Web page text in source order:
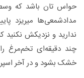
حواس تان باشد که وسط
مدادشمعی‌ها میریزد
ندارید و نزدیکش نکنید
چند دقیقه‌ای تخم‌مرغ
خشک بشود و در آخر